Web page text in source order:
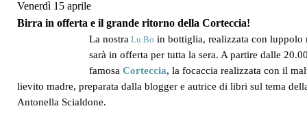
Venerdì 15 aprile
Birra in offerta e il grande ritorno della Corteccia!
La nostra Lu.Bo in bottiglia, realizzata con luppolo
sarà in offerta per tutta la sera. A partire dalle
famosa Corteccia, la focaccia realizzata con il
lievito madre, preparata dalla blogger e autrice di libri sul tema
Antonella Scialdone.